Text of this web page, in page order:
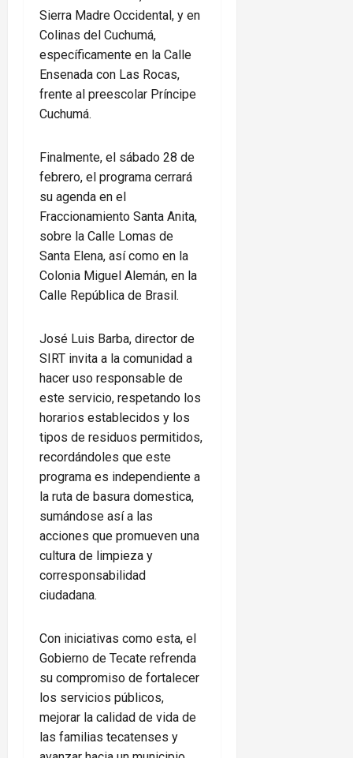
Sierra Madre Occidental, y en
Colinas del Cuchumá,
específicamente en la Calle
Ensenada con Las Rocas,
frente al preescolar Príncipe
Cuchumá.
Finalmente, el sábado 28 de
febrero, el programa cerrará
su agenda en el
Fraccionamiento Santa Anita,
sobre la Calle Lomas de
Santa Elena, así como en la
Colonia Miguel Alemán, en la
Calle República de Brasil.
José Luis Barba, director de
SIRT invita a la comunidad a
hacer uso responsable de
este servicio, respetando los
horarios establecidos y los
tipos de residuos permitidos,
recordándoles que este
programa es independiente a
la ruta de basura domestica,
sumándose así a las
acciones que promueven una
cultura de limpieza y
corresponsabilidad
ciudadana.
Con iniciativas como esta, el
Gobierno de Tecate refrenda
su compromiso de fortalecer
los servicios públicos,
mejorar la calidad de vida de
las familias tecatenses y